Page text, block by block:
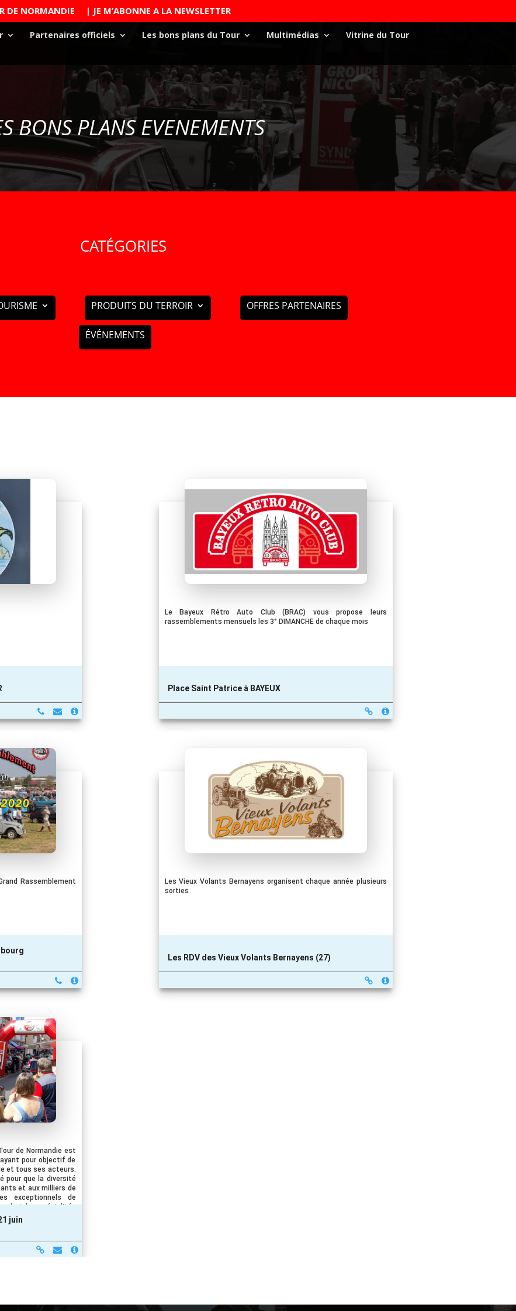
DE NORMANDIE | JE M’ABONNE A LA NEWSLETTER
Partenaires officiels Les bons plans du Tour Multimédias
Vitrine du Tour
BONS PLANS EVENEMENTS
CATÉGORIES
PRODUITS DU TERROIR OFFRES PARTENAIRES
ÉVÉNEMENTS
Le Bayeux Rétro Auto Club (BRAC) vous propose leurs
rassemblements mensuels les 3° DIMANCHE de chaque mois
Place Saint Patrice à BAYEUX
Rassemblement
Les Vieux Volants Bernayens organisent chaque année plusieurs
sorties
Les RDV des Vieux Volants Bernayens (27)
de Normandie est
pour objectif de
et tous ses acteurs.
pour que la diversité
et aux milliers de
exceptionnels de
et les spécialités
le « village du Tour
au grand public :
faire de ce
juin